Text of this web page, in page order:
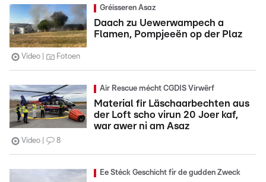
Gréisseren Asaz
Daach zu Uewerwampech a
Flamen, Pompjeeën op der Plaz
Video Fotoen
Air Rescue mécht CGDIS Virwërf
Material fir Läschaarbechten aus
der Loft scho virun 20 Joer kaf,
war awer ni am Asaz
Video 8
Ee Stéck Geschicht fir de gudden Zweck